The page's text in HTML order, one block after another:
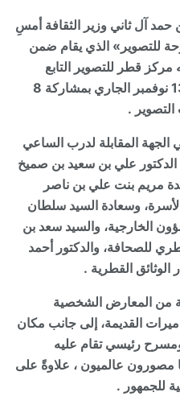
حمد آل ثاني وزير الثقافة أمسِ
للتصوير» الذي يقام ضمن
مركز قطر للتصوير التابع
لوزارة الثقافة ، وسيستمر حتى 13 نوفمبر الجاري بمشاركة 8
.
الجهة المقابلة لدرب الساعي
علي بن سعيد بن صميخ
مريم بنت علي بن ناصر
وسعادة السيد سلطان
الخارجية، والسيد سعد بن
للصحافة، والدكتور أحمد
الوثائق القطرية .
من المعارض الشخصية
القديمة، إلى جانب مكان
رئيسي تقام عليه
مصورون عالميون ، علاوةً على
للجمهور .